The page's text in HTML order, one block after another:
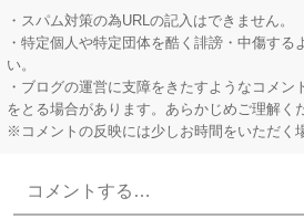
【腹筋崩壊】 見た瞬間吹いた画像を貼
・スパム対策の為URLの記入はできません。
・特定個人や特定団体を酷く誹謗・中傷する
い。
・ブログの運営に支障をきたすようなコメン
をとる場合があります。あらかじめご理解く
※コメントの反映には少しお時間をいただく